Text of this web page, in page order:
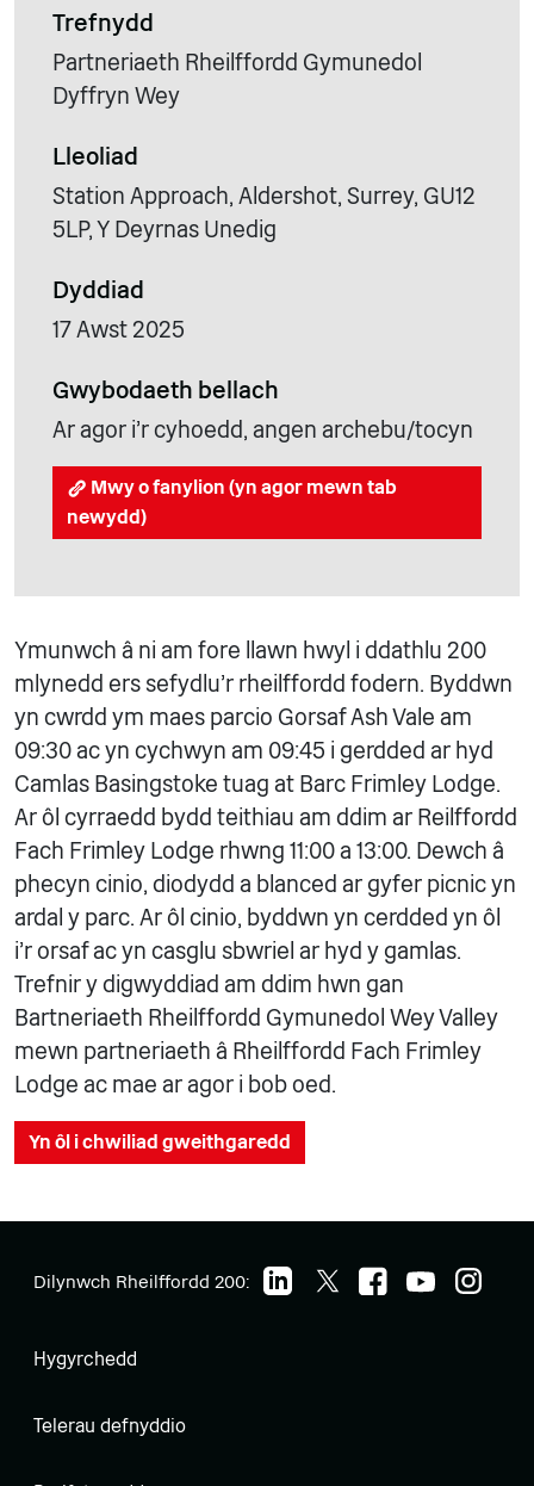
Trefnydd
Partneriaeth Rheilffordd Gymunedol
Dyffryn Wey
Lleoliad
Station Approach, Aldershot, Surrey, GU12
5LP, Y Deyrnas Unedig
Dyddiad
17 Awst 2025
Gwybodaeth bellach
Ar agor i'r cyhoedd, angen archebu/tocyn
Mwy o fanylion (yn agor mewn tab
newydd)
Ymunwch â ni am fore llawn hwyl i ddathlu 200
mlynedd ers sefydlu’r rheilffordd fodern. Byddwn
yn cwrdd ym maes parcio Gorsaf Ash Vale am
09:30 ac yn cychwyn am 09:45 i gerdded ar hyd
Camlas Basingstoke tuag at Barc Frimley Lodge.
Ar ôl cyrraedd bydd teithiau am ddim ar Reilffordd
Fach Frimley Lodge rhwng 11:00 a 13:00. Dewch â
phecyn cinio, diodydd a blanced ar gyfer picnic yn
ardal y parc. Ar ôl cinio, byddwn yn cerdded yn ôl
i’r orsaf ac yn casglu sbwriel ar hyd y gamlas.
Trefnir y digwyddiad am ddim hwn gan
Bartneriaeth Rheilffordd Gymunedol Wey Valley
mewn partneriaeth â Rheilffordd Fach Frimley
Lodge ac mae ar agor i bob oed.
Yn ôl i chwiliad gweithgaredd
Dilynwch Rheilffordd 200:
Hygyrchedd
Telerau defnyddio